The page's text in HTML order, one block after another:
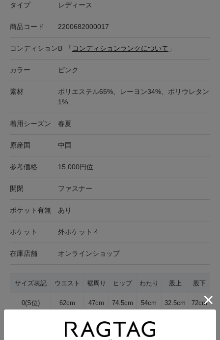
タイプ レディース
商品コード 2200682000017
コンディションB 「 コンディションランクについて 」
カラー ピンク
素材
ポリエステル65%、レーヨン34%、ポリウレタン
1%
着用シーズン 春夏
原産国 中国
参考価格 15,000円位
開閉 ファスナー
ポケット有無 あり
ポケット 外ポケット:4
在庫店舗 オンラインショップ
サイズ表記 ウエスト 裾周り ヒップ わたり 股上 股下
0(S位) 62cm 47cm 74.5cm 54cm 32.5cm 72cm
サイズの測り方について